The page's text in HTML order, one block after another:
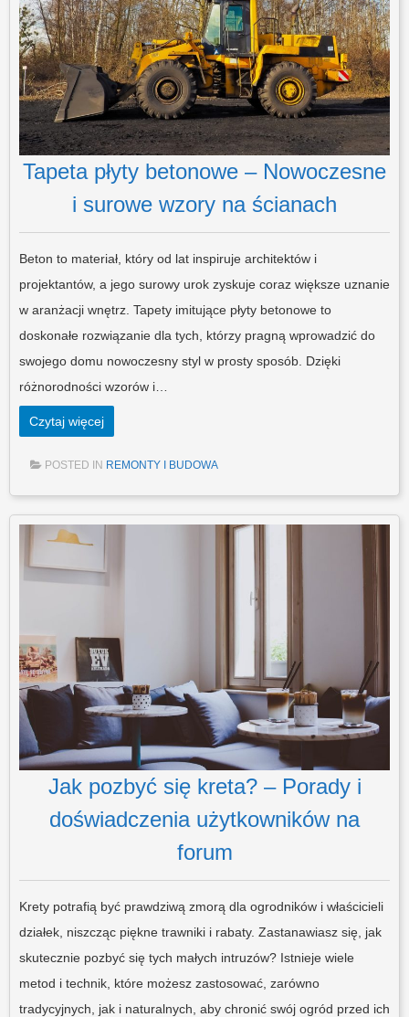
Tapeta płyty betonowe – Nowoczesne
i surowe wzory na ścianach
Beton to materiał, który od lat inspiruje architektów i
projektantów, a jego surowy urok zyskuje coraz większe uznanie
w aranżacji wnętrz. Tapety imitujące płyty betonowe to
doskonałe rozwiązanie dla tych, którzy pragną wprowadzić do
swojego domu nowoczesny styl w prosty sposób. Dzięki
różnorodności wzorów i…
Czytaj więcej
POSTED IN REMONTY I BUDOWA
Jak pozbyć się kreta? – Porady i
doświadczenia użytkowników na
forum
Krety potrafią być prawdziwą zmorą dla ogrodników i właścicieli
działek, niszcząc piękne trawniki i rabaty. Zastanawiasz się, jak
skutecznie pozbyć się tych małych intruzów? Istnieje wiele
metod i technik, które możesz zastosować, zarówno
tradycyjnych, jak i naturalnych, aby chronić swój ogród przed ich